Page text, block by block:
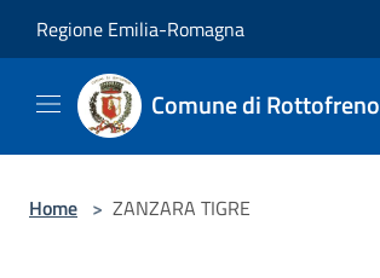
Regione Emilia-Romagna
Comune di Rottofreno
Home > ZANZARA TIGRE